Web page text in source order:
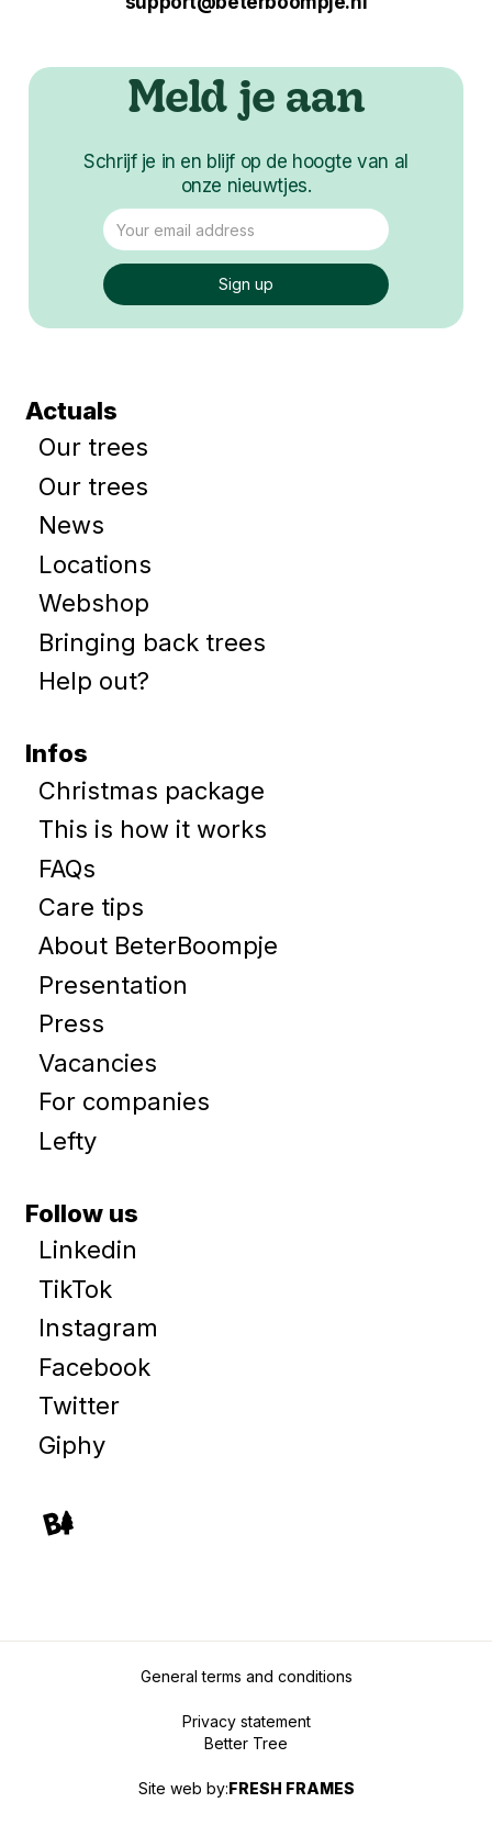
Meld je aan
Schrijf je in en blijf op de hoogte van al
onze nieuwtjes.
Actuals
Our trees
Our trees
News
Locations
Webshop
Bringing back trees
Help out?
Infos
Christmas package
This is how it works
FAQs
Care tips
About BeterBoompje
Presentation
Press
Vacancies
For companies
Lefty
Follow us
Linkedin
TikTok
Instagram
Facebook
Twitter
Giphy
Better Tree
Site web by:FRESH FRAMES
General terms and conditions
Privacy statement